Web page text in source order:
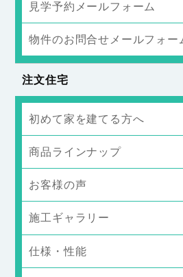
見学予約メールフォーム
物件のお問合せメールフォー
注文住宅
初めて家を建てる方へ
商品ラインナップ
お客様の声
施工ギャラリー
仕様・性能